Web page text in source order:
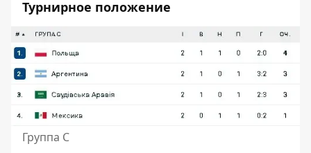
Турнирное положение
Группа С